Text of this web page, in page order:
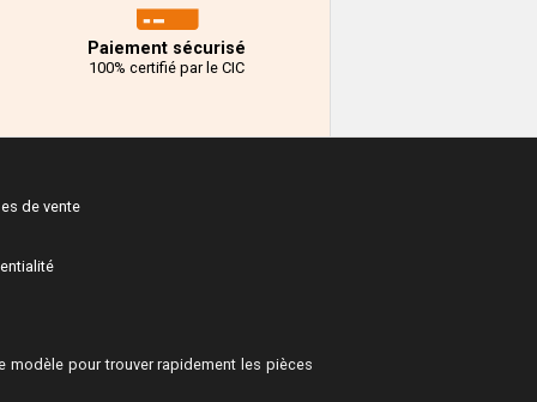
Paiement sécurisé
100% certifié par le CIC
de vente
modèle pour trouver rapidement les pièces